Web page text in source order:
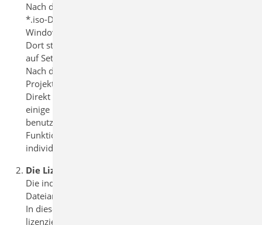
Nach dem Download öffnen Sie die
*.iso-Datei per Rechtsklick "Öffnen mit >
Windows Explorer".
Dort starten Sie mit einem Doppelklick
auf Setup.exe den Installationsvorgang.
Nach der Installation öffnen Sie bitte den
ProjektManager der mb WorkSuite.
Direkt nach der Installation können
einige Funktionen der mb WorkSuite
benutzt werden. Den vollständigen
Funktionsumfang steuert eine
individuelle Lizenzdatei.
Die Lizenzdatei
Die individuelle Lizenz wird als
Dateianhang per E-Mail versendet.
In dieser Lizenzdatei ist der individuell
lizenzierter Modulumfang festgelegt.